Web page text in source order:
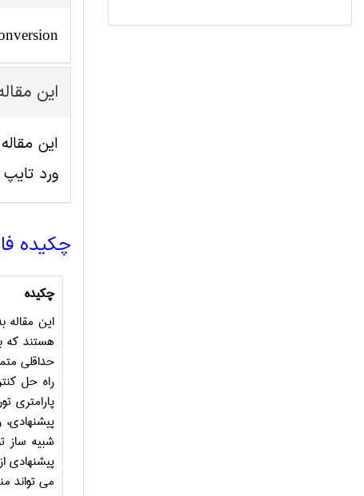
این
ورد
چکیده
چکیده
این
هستند که
حداقلی
راه حل
پارامتری
شبیه ساز
پیشنهادی
می تواند